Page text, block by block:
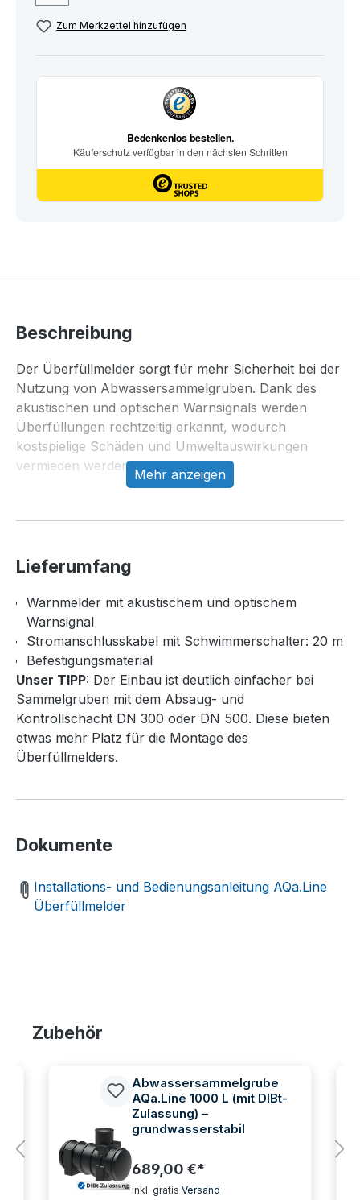
Zum Merkzettel hinzufügen
Beschreibung
Der Überfüllmelder sorgt für mehr Sicherheit bei der
Nutzung von Abwassersammelgruben. Dank des
akustischen und optischen Warnsignals werden
Überfüllungen rechtzeitig erkannt, wodurch
kostspielige Schäden und Umweltauswirkungen
vermieden werden.
Mehr anzeigen
Lieferumfang
Warnmelder mit akustischem und optischem
Warnsignal
Stromanschlusskabel mit Schwimmerschalter: 20 m
Befestigungsmaterial
Unser TIPP: Der Einbau ist deutlich einfacher bei
Sammelgruben mit dem Absaug- und
Kontrollschacht DN 300 oder DN 500. Diese bieten
etwas mehr Platz für die Montage des
Überfüllmelders.
Dokumente
Installations- und Bedienungsanleitung AQa.Line
Überfüllmelder
Produktgalerie überspringen
Zubehör
Abwassersammelgrube
AQa.Line 1000 L (mit DIBt-
Zulassung) –
grundwasserstabil
689,00 €*
inkl. gratis Versand